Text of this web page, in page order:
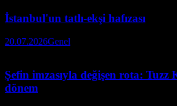
İstanbul'un tatlı-ekşi hafızası
20.07.2026Genel
Şefin imzasıyla değişen rota:
dönem